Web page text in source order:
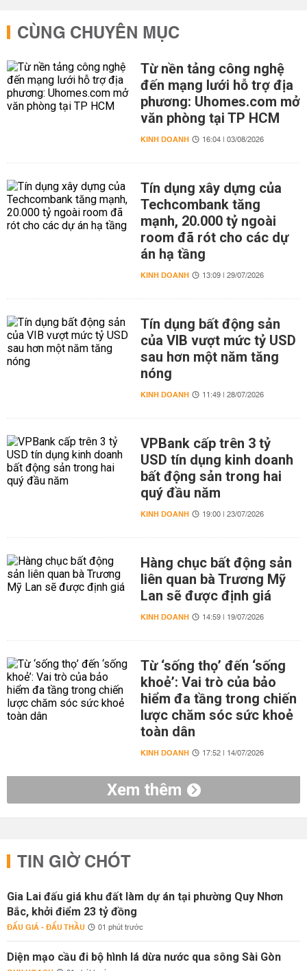
CÙNG CHUYÊN MỤC
Từ nền tảng công nghệ
đến mạng lưới hỗ trợ địa
phương: Uhomes.com mở
văn phòng tại TP HCM
KINH DOANH 16:04 | 03/08/2026
Tín dụng xây dựng của
Techcombank tăng
mạnh, 20.000 tỷ ngoài
room đã rót cho các dự
án hạ tầng
KINH DOANH 13:09 | 29/07/2026
Tín dụng bất động sản
của VIB vượt mức tỷ USD
sau hơn một năm tăng
nóng
KINH DOANH 11:49 | 28/07/2026
VPBank cấp trên 3 tỷ
USD tín dụng kinh doanh
bất động sản trong hai
quý đầu năm
KINH DOANH 19:00 | 23/07/2026
Hàng chục bất động sản
liên quan bà Trương Mỹ
Lan sẽ được định giá
KINH DOANH 14:59 | 19/07/2026
Từ ‘sống thọ’ đến ‘sống
khoẻ’: Vai trò của bảo
hiểm đa tầng trong chiến
lược chăm sóc sức khoẻ
toàn dân
KINH DOANH 17:52 | 14/07/2026
Xem thêm
TIN GIỜ CHÓT
Gia Lai đấu giá khu đất làm dự án tại phường Quy Nhơn
Bắc, khởi điểm 23 tỷ đồng
ĐẤU GIÁ - ĐẤU THẦU 01 phút trước
Diện mạo cầu đi bộ hình lá dừa nước qua sông Sài Gòn